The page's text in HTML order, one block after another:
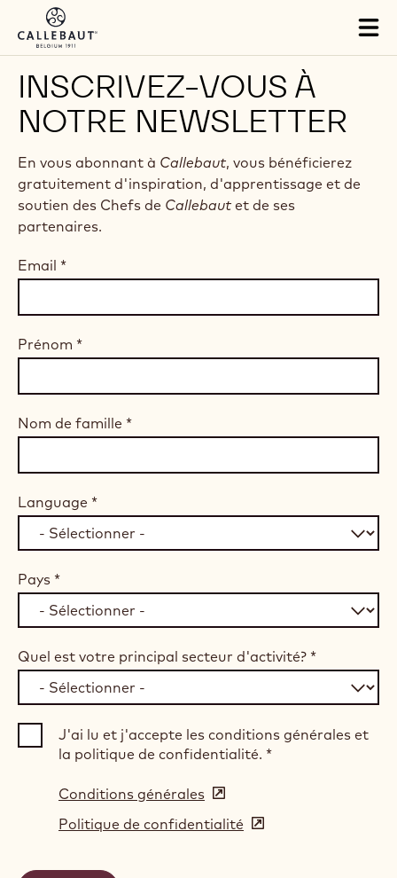
Skip to main content
INSCRIVEZ-VOUS À
NOTRE NEWSLETTER
En vous abonnant à Callebaut, vous bénéficierez
gratuitement d'inspiration, d'apprentissage et de
soutien des Chefs de Callebaut et de ses
partenaires.
Email *
Prénom *
Nom de famille *
Language *
Pays *
Quel est votre principal secteur d'activité? *
J'ai lu et j'accepte les conditions générales et
la politique de confidentialité. *
Conditions générales (opens
in
a
Politique de confidentialité (opens